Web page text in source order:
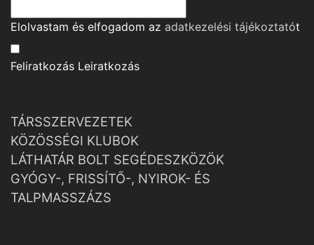
Elolvastam és elfogadom az adatkezelési tájékoztatót
Feliratkozás Leiratkozás
TÁRSSZERVEZETEK
KÖZÖSSÉGI KLUBOK
LÁTHATÁR BOLT SEGÉDESZKÖZÖK
GYÓGY-, FRISSÍTŐ-, NYIROK- ÉS
TALPMASSZÁZS